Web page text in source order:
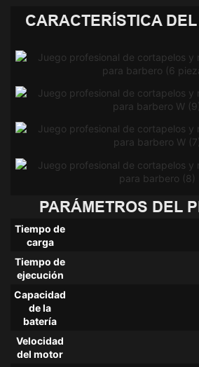
CARACTERÍSTICA
PARÁMETROS DEL
Tiempo de
carga
Tiempo de
ejecución
Capacidad
de la
batería
Velocidad
del motor